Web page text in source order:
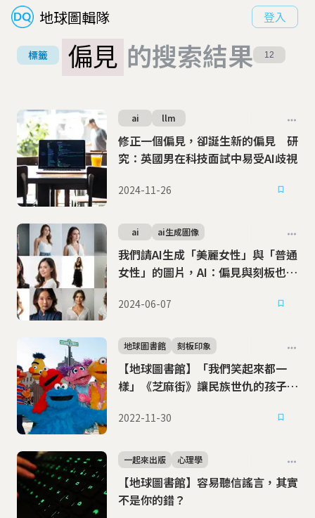
地球圖輯隊 登入
標籤 偏見 的搜索結果 12
修正一個偏見，卻誕生新的偏見 研
究：英國男在科技面試中易受AI歧視
ai llm
2024-11-26
我們請AI生成「美麗女性」與「普通
女性」的圖片，AI：偏見與刻板也是
ai ai生成圖像
2024-06-07
【地球圖書館】「我們笑起來都一
樣」《芝麻街》讓民族世仇的孩子們
地球圖書館 刻板印象
2022-11-30
【地球圖書館】容易聽信謠言，其實
不是你的錯？
一起來出版 心理學